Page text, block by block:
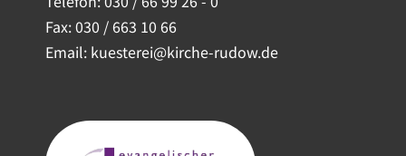
Fax: 030 / 663 10 66
Email: kuesterei@kirche-rudow.de